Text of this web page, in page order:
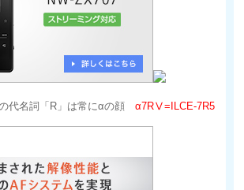
の代名詞「R」は常にαの顔α7RⅤ=ILCE-7R5